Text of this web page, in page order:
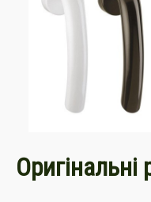
Оригінальні